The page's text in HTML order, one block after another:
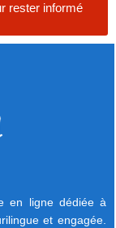
rester informé
en ligne dédiée à
et engagée.